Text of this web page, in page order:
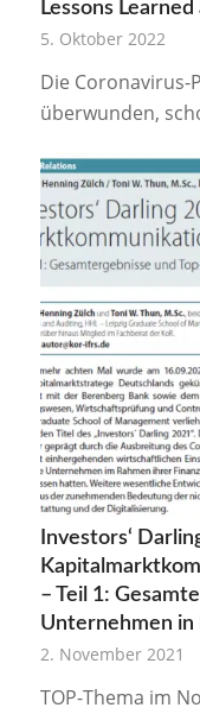
Lessons
5. Oktober 2022
Die Coronavirus-
überwunden,
Investors‘
– Teil 1:
Unternehmen in
2. November 2021
TOP-Thema im